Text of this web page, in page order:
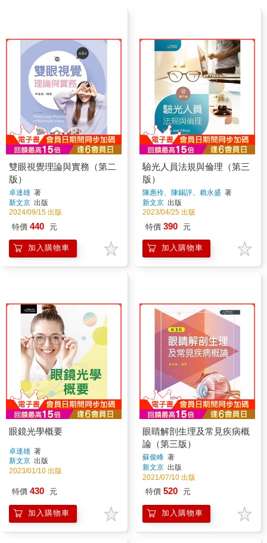
雙眼視覺理論與實務（第二
版）
卓達雄 著
新文京 出版
2024/09/15 出版
特價 440 元
加入購物車
驗光人員法規與倫理（第三
版）
陳惠伶、陳錫評、賴永盛 著
新文京 出版
2023/04/25 出版
特價 390 元
加入購物車
眼鏡光學概要
卓達雄 著
新文京 出版
2023/01/10 出版
特價 430 元
加入購物車
眼睛解剖生理及常見疾病概
論（第三版）
蘇俊峰 著
新文京 出版
2021/07/10 出版
特價 520 元
加入購物車